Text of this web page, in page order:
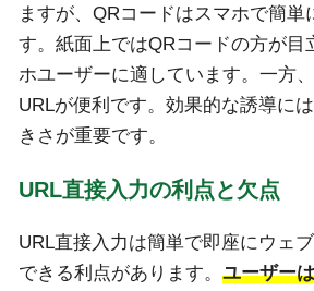
ますが、QRコードはスマホで簡単
す。紙面上ではQRコードの方が目
ホユーザーに適しています。一方
URLが便利です。効果的な誘導に
きさが重要です。
URL直接入力の利点と欠点
URL直接入力は簡単で即座にウェ
できる利点があります。 ユーザー